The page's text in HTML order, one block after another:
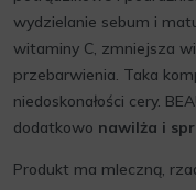
wydzielanie sebum i
witaminy C, zmniejsza
przebarwienia. Taka
niedoskonałości cery.
dodatkowo nawilża i
Produkt ma mleczną,